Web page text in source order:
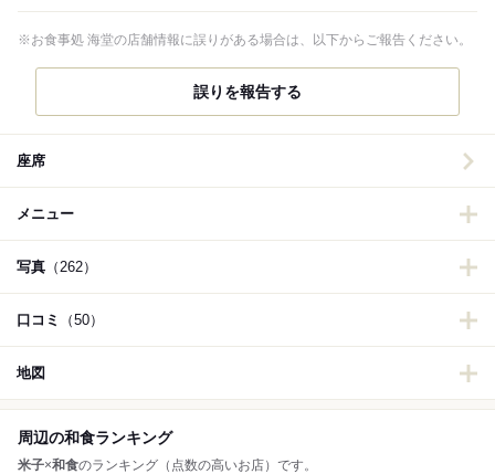
※お食事処 海堂の店舗情報に誤りがある場合は、以下からご報告ください。
誤りを報告する
座席
メニュー
写真 （262）
口コミ （50）
地図
周辺の和食ランキング
米子×和食のランキング（点数の高いお店）です。